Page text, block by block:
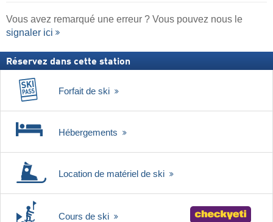
Vous avez remarqué une erreur ? Vous pouvez nous le
signaler ici
Réservez dans cette station
Forfait de ski
Hébergements
Location de matériel de ski
Cours de ski